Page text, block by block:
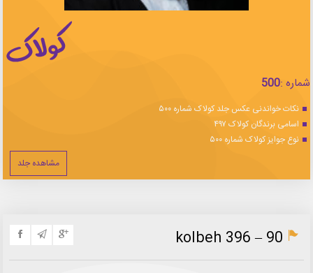
شماره :500
نکات خواندنی عکس جلد کولاک شماره ۵۰۰
اسامی برندگان کولاک ۴۹۷
نوع جوایز کولاک شماره ۵۰۰
مشاهده جلد
kolbeh 396 – 90